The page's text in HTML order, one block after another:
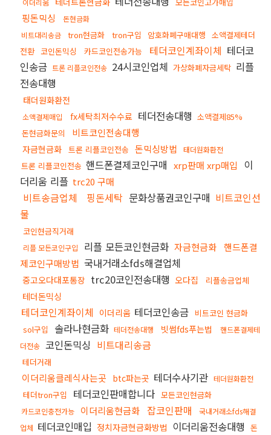
이더리움 모든코인고가매입
핑돈믹싱
돈현금화
비트대리송금
tron현금화 tron구입 암호화폐구매대행 소액결제테더
전환 코인돈믹싱 카드코인전송가능 테더코인계좌이체 테더코
인송금 트론 리플코인전송 24시코인업체 가상화폐자금세탁 리플
전송대행
태더원화환전
소액결제매입 fx세탁최저수수료 테더전송대행 소액결제85%
돈현금화문의
비트코인전송대행
자금현금화 트론 리플코인전송 돈믹싱방법 태더원화환전
트론 리플코인전송 핸드폰결제코인구매 xrp판매 xrp매입
이
더리움 리플 trc20 구매
비트송금업체 핑돈세탁 문화상품권코인구매 비트코인선
물
코인현금직거래
리플 모든코인구입 리플 모든코인현금화 자금현금화 핸드폰결
제코인구매방법 국내거래소fds해결업체
중고오다대포통장 trc20코인전송대행 오다집 리플송금업체
테더돈믹싱
테더코인계좌이체 이더리움 테더코인송금 비트코인 현금화
sol구입
솔라나현금화 테더전송대행 빗썸fds푸는법
핸드폰결제테
더전송 코인돈믹싱 비트대리송금
테더거래
이더리움클레식사는곳 btc파는곳 테더수사기관 테더원화환전
테더tron구입 테더코인판매합니다 모든코인현금화
카드코인충전가능 이더리움현금화 잡코인판매
국내거래소fds해결
업체 테더코인매입 정치자금현금화방법 이더리움전송대행 돈